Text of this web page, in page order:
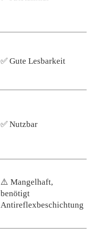
✅ Gute Lesbarkeit
✅ Nutzbar
⚠️ Mangelhaft,
benötigt
Antireflexbeschichtung